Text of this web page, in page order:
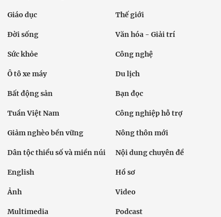
Giáo dục Thế giới
Đời sống Văn hóa - Giải trí
Sức khỏe Công nghệ
Ô tô xe máy Du lịch
Bất động sản Bạn đọc
Tuần Việt Nam Công nghiệp hỗ trợ
Giảm nghèo bền vững Nông thôn mới
Dân tộc thiểu số và miền núi Nội dung chuyên đề
English Hồ sơ
Ảnh Video
Multimedia Podcast